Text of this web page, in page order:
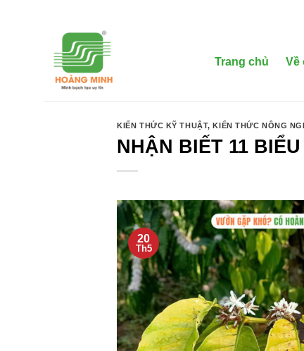
Trang chủ Về
KIẾN THỨC KỸ THUẬT,KIẾN THỨC NÔNG
NHẬN BIẾT 11
20
Th5